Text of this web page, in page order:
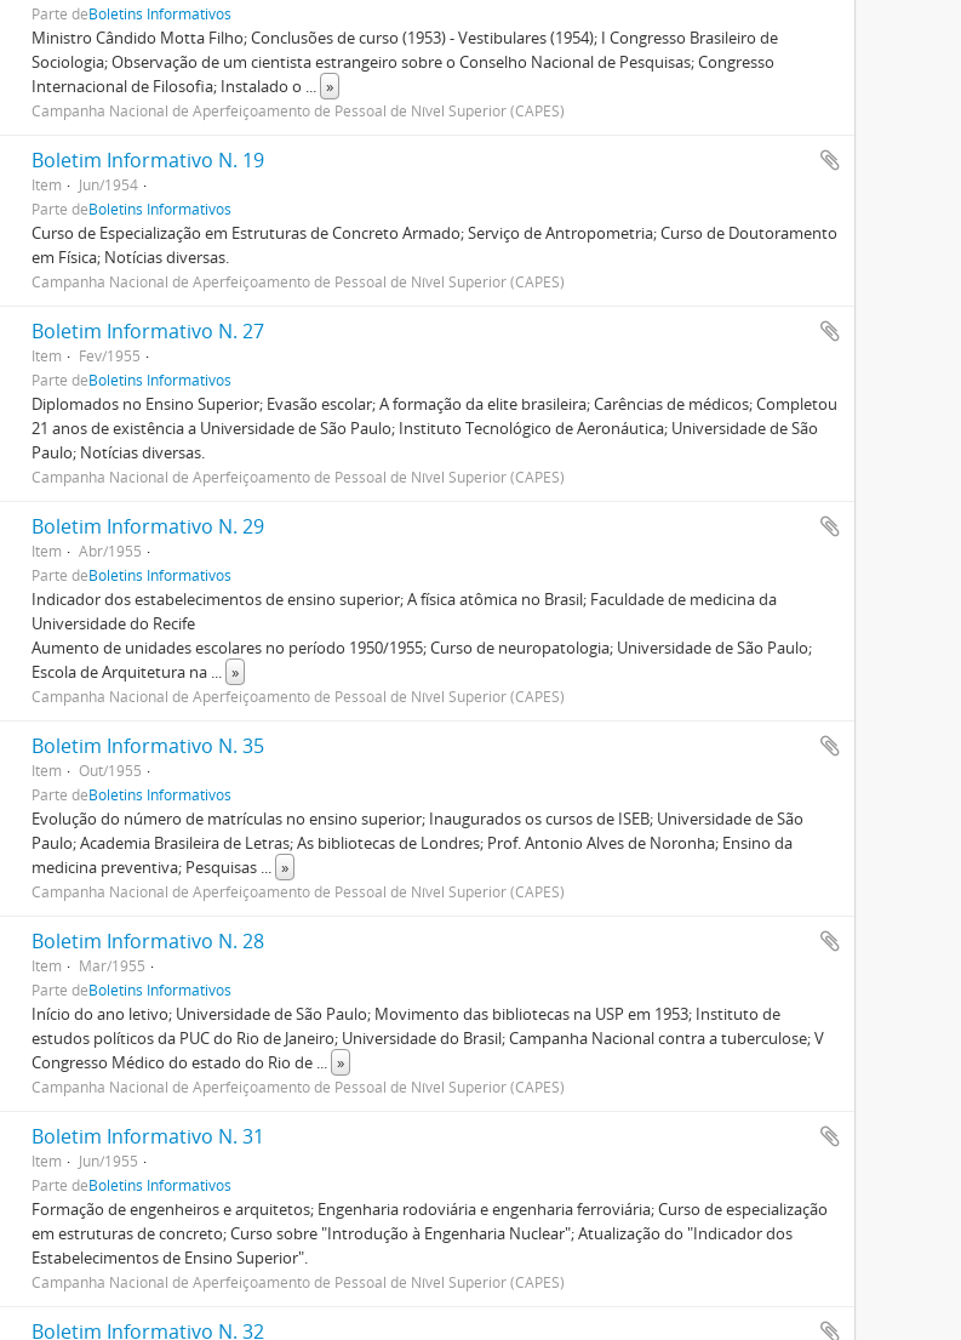
Parte deBoletins Informativos
Ministro Cândido Motta Filho; Conclusões de curso (1953) - Vestibulares (1954); I Congresso Brasileiro de
Sociologia; Observação de um cientista estrangeiro sobre o Conselho Nacional de Pesquisas; Congresso
Internacional de Filosofia; Instalado o ... »
Campanha Nacional de Aperfeiçoamento de Pessoal de Nível Superior (CAPES)
Boletim Informativo N. 19
Item
Jun/1954
Parte deBoletins Informativos
Curso de Especialização em Estruturas de Concreto Armado; Serviço de Antropometria; Curso de Doutoramento
em Física; Notícias diversas.
Campanha Nacional de Aperfeiçoamento de Pessoal de Nível Superior (CAPES)
Boletim Informativo N. 27
Item
Fev/1955
Parte deBoletins Informativos
Diplomados no Ensino Superior; Evasão escolar; A formação da elite brasileira; Carências de médicos; Completou
21 anos de existência a Universidade de São Paulo; Instituto Tecnológico de Aeronáutica; Universidade de São
Paulo; Notícias diversas.
Campanha Nacional de Aperfeiçoamento de Pessoal de Nível Superior (CAPES)
Boletim Informativo N. 29
Item
Abr/1955
Parte deBoletins Informativos
Indicador dos estabelecimentos de ensino superior; A física atômica no Brasil; Faculdade de medicina da
Universidade do Recife
Aumento de unidades escolares no período 1950/1955; Curso de neuropatologia; Universidade de São Paulo;
Escola de Arquitetura na ... »
Campanha Nacional de Aperfeiçoamento de Pessoal de Nível Superior (CAPES)
Boletim Informativo N. 35
Item
Out/1955
Parte deBoletins Informativos
Evolução do número de matrículas no ensino superior; Inaugurados os cursos de ISEB; Universidade de São
Paulo; Academia Brasileira de Letras; As bibliotecas de Londres; Prof. Antonio Alves de Noronha; Ensino da
medicina preventiva; Pesquisas ... »
Campanha Nacional de Aperfeiçoamento de Pessoal de Nível Superior (CAPES)
Boletim Informativo N. 28
Item
Mar/1955
Parte deBoletins Informativos
Início do ano letivo; Universidade de São Paulo; Movimento das bibliotecas na USP em 1953; Instituto de
estudos políticos da PUC do Rio de Janeiro; Universidade do Brasil; Campanha Nacional contra a tuberculose; V
Congresso Médico do estado do Rio de ... »
Campanha Nacional de Aperfeiçoamento de Pessoal de Nível Superior (CAPES)
Boletim Informativo N. 31
Item
Jun/1955
Parte deBoletins Informativos
Formação de engenheiros e arquitetos; Engenharia rodoviária e engenharia ferroviária; Curso de especialização
em estruturas de concreto; Curso sobre "Introdução à Engenharia Nuclear"; Atualização do "Indicador dos
Estabelecimentos de Ensino Superior".
Campanha Nacional de Aperfeiçoamento de Pessoal de Nível Superior (CAPES)
Boletim Informativo N. 32